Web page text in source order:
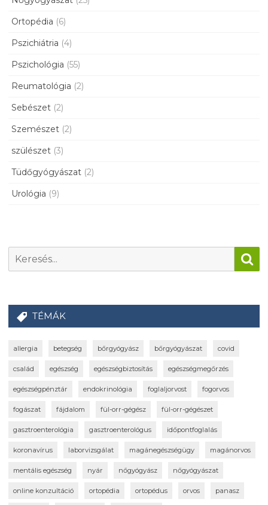
Ortopédia (6)
Pszichiátria (4)
Pszichológia (55)
Reumatológia (2)
Sebészet (2)
Szemészet (2)
szülészet (3)
Tüdőgyógyászat (2)
Urológia (9)
TÉMÁK
allergia betegség bőrgyógyász bőrgyógyászat covid
család egészség egészségbiztosítás egészségmegőrzés
egészségpénztár endokrinológia foglaljorvost fogorvos
fogászat fájdalom fül-orr-gégész fül-orr-gégészet
gasztroenterológia gasztroenterológus időpontfoglalás
koronavírus laborvizsgálat magánegészségügy magánorvos
mentális egészség nyár nőgyógyász nőgyógyászat
online konzultáció ortopédia ortopédus orvos panasz